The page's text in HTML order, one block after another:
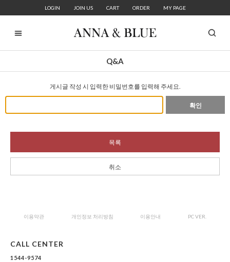
LOGIN JOIN US CART ORDER MY PAGE
Q&A
게시글 작성 시 입력한 비밀번호를 입력해 주세요.
확인
목록
취소
이용약관 개인정보 처리방침 이용안내 PC VER.
CALL CENTER
1544-9574